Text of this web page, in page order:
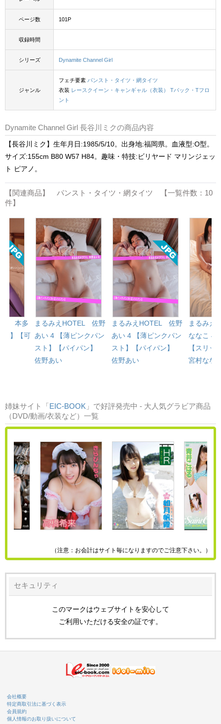
ページ数 101P
収録時間
シリーズ Dynamite Channel Girl
ジャンル
フェチ要素 パンスト・タイツ・網タイツ
衣装 レースクイーン・キャンギャル（衣装）
Tバック・Tフロ
ント
Dynamite Channel Girl 長谷川ミクの商品内容
【長谷川ミク】生年月日:1985/5/10。出身地:福岡県。血液型:O型。
サイズ:155cm B80 W57 H84。趣味・特技:ビリヤード マリンジェッ
ト ピアノ。
【関連商品】 パンスト・タイツ・網タイツ 【一覧件数：10
件】
本多
】【可
まるみえHOTEL 佐野
あい 4 【薄ピンクパン
スト】【パイパン】
佐野あい
まるみえHOTEL 佐野
あい 4 【薄ピンクパン
スト】【パイパン】
佐野あい
まるみえ
ななこ 4
【スリッ
宮村なな
姉妹サイト「EIC-BOOK 」で好評発売中 - 大人気グラビア商品
（DVD/動画/衣装など）一覧
（注意：お会計はサイト毎になりますのでご注意下さい。）
セキュリティ
このマークはウェブサイトを安心して
ご利用いただける安全の証です。
会社概要
特定商取引法に基づく表示
会員規約
個人情報のお取り扱いについて